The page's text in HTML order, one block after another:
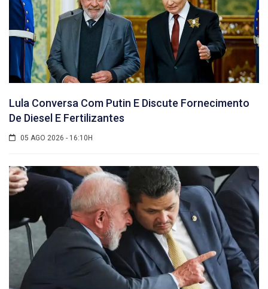
Lula Conversa Com Putin E Discute Fornecimento
De Diesel E Fertilizantes
05 AGO 2026 - 16:10H